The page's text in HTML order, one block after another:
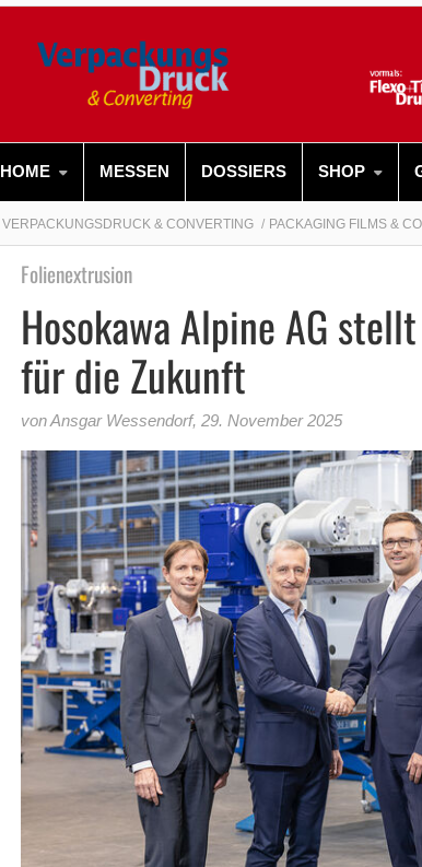
HOME MESSEN DOSSIERS SHOP
VERPACKUNGSDRUCK & CONVERTING PACKAGING FILMS &
Folienextrusion
Hosokawa Alpine AG
für die Zukunft
von Ansgar Wessendorf, 29. November 2025